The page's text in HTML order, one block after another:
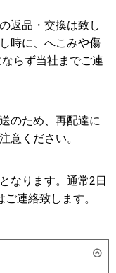
返品・交換は致し
時に、へこみや傷
らず当社までご連
のため、再配達に
意ください。
なります。通常2日
連絡致します。